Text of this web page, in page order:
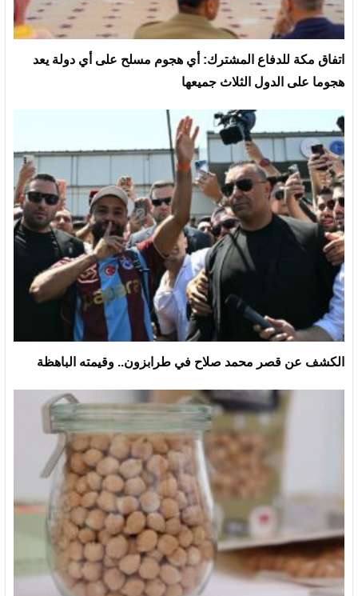
‏اتفاق مكة للدفاع المشترك: أي هجوم مسلح على أي دولة يعد
هجوما على الدول الثلاث جميعها
الكشف عن قصر محمد صلاح في طرابزون.. وقيمته الباهظة